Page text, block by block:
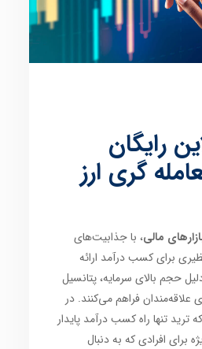
رایگان
گری ارز
مالی، با جذابیت‌های
برای کسب درآمد ارائه
حجم بالای سرمایه، پتانسیل
فراهم می‌کنند. در
ترید تنها راه کسب درآمد پایدار
برای افرادی که به دنبال